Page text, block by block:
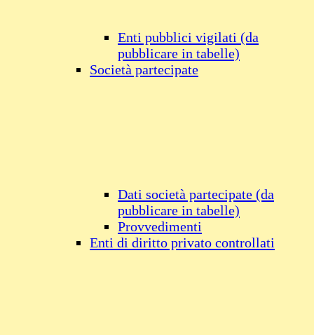
Enti pubblici vigilati (da
pubblicare in tabelle)
Società partecipate
Dati società partecipate (da
pubblicare in tabelle)
Provvedimenti
Enti di diritto privato controllati